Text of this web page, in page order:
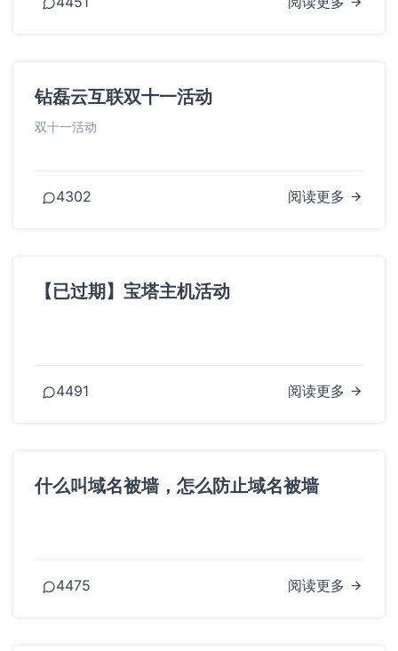
钻磊云互联双十一活动
双十一活动
4302 阅读更多
【已过期】宝塔主机活动
4491 阅读更多
什么叫域名被墙，怎么防止域名被墙
4475 阅读更多